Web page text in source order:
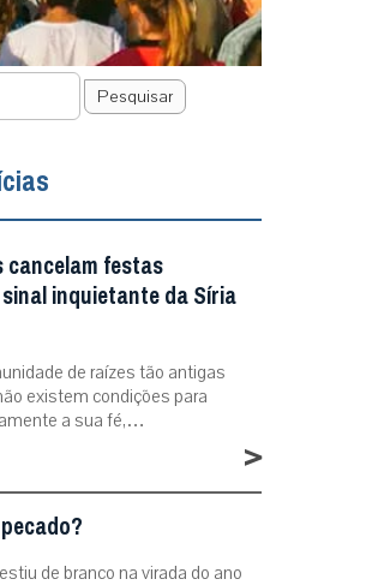
Pesquisar
festas
inquietante da Síria
de raízes tão antigas
existem condições para
a sua fé,…
>
de branco na virada do ano